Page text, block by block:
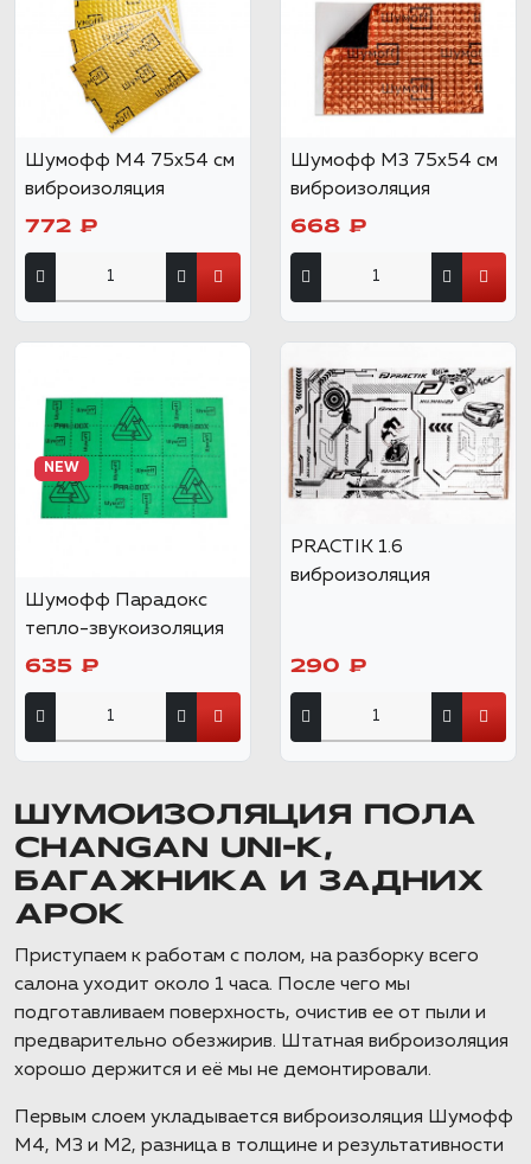
Шумофф М4 75х54 см
виброизоляция
772 ₽
Шумофф М3 75х54 см
виброизоляция
668 ₽
NEW
Шумофф Парадокс
тепло-звукоизоляция
635 ₽
PRACTIK 1.6
виброизоляция
290 ₽
ШУМОИЗОЛЯЦИЯ ПОЛА
CHANGAN UNI-K,
БАГАЖНИКА И ЗАДНИХ
АРОК
Приступаем к работам с полом, на разборку всего
салона уходит около 1 часа. После чего мы
подготавливаем поверхность, очистив ее от пыли и
предварительно обезжирив. Штатная виброизоляция
хорошо держится и её мы не демонтировали.
Первым слоем укладывается виброизоляция Шумофф
М4, М3 и М2, разница в толщине и результативности